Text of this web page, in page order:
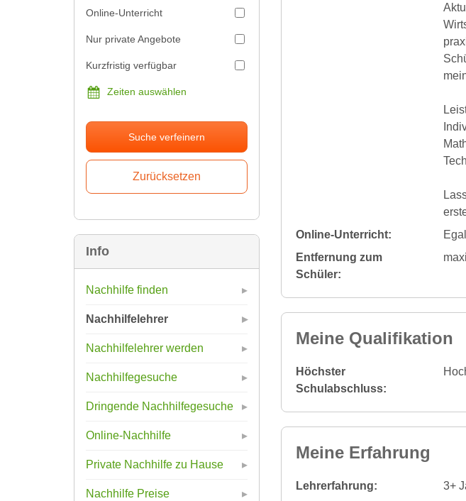
Online-Unterricht
Nur private Angebote
Kurzfristig verfügbar
Zeiten auswählen
Suche verfeinern
Info
Nachhilfe finden
Nachhilfelehrer
Nachhilfelehrer werden
Nachhilfegesuche
Dringende Nachhilfegesuche
Online-Nachhilfe
Private Nachhilfe zu Hause
Nachhilfe Preise
Online-Unterricht:
Egal
Entfernung zum
Schüler:
Meine Qualifikation
Höchster
Schulabschluss:
Meine Erfahrung
Lehrerfahrung:
3+